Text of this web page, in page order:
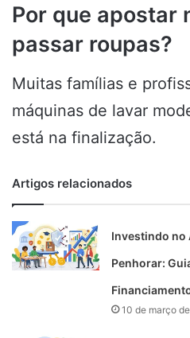
Por que apostar
passar roupas?
Muitas famílias e
máquinas de lavar
está na finalização.
Artigos relacionados
Investindo no
Penhorar:
10 de março